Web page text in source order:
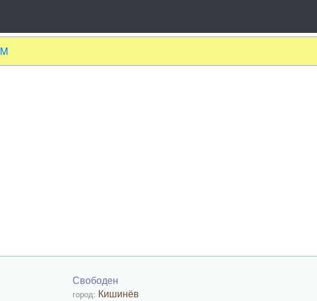
Свободен
город: Кишинёв